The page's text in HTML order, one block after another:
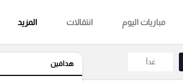
مباريات اليوم انتقالات المزيد
غداً هدافين